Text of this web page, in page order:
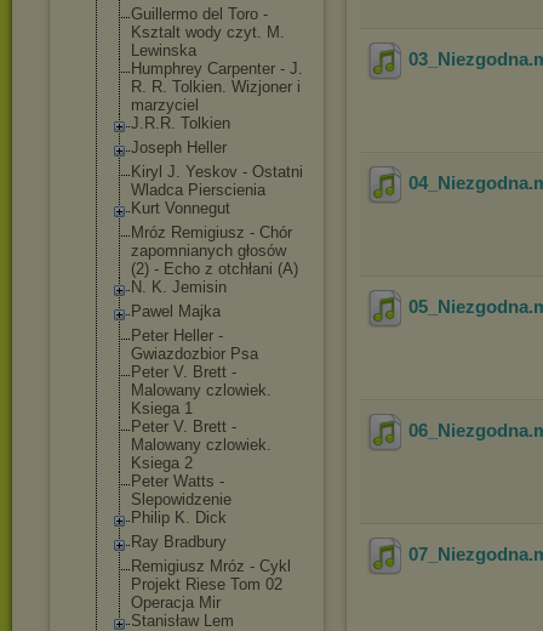
Guillermo del Toro -
Ksztalt wody czyt. M.
Lewinska
Humphrey Carpenter - J.
R. R. Tolkien. Wizjoner i
marzyciel
J.R.R. Tolkien
Joseph Heller
Kiryl J. Yeskov - Ostatni
Wladca Pierscienia
Kurt Vonnegut
Mróz Remigiusz - Chór
zapomnianych głosów
(2) - Echo z otchłani (A)
N. K. Jemisin
Pawel Majka
Peter Heller -
Gwiazdozbior Psa
Peter V. Brett -
Malowany czlowiek.
Ksiega 1
Peter V. Brett -
Malowany czlowiek.
Ksiega 2
Peter Watts -
Slepowidzenie
Philip K. Dick
Ray Bradbury
Remigiusz Mróz - Cykl
Projekt Riese Tom 02
Operacja Mir
Stanisław Lem
03_Niezgodna
04_Niezgodna
05_Niezgodna
06_Niezgodna
07_Niezgodna